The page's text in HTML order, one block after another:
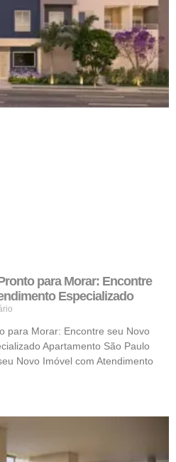
para Morar: Encontre
Especializado
para Morar: Encontre seu Novo
Apartamento São Paulo
Novo Imóvel com Atendimento